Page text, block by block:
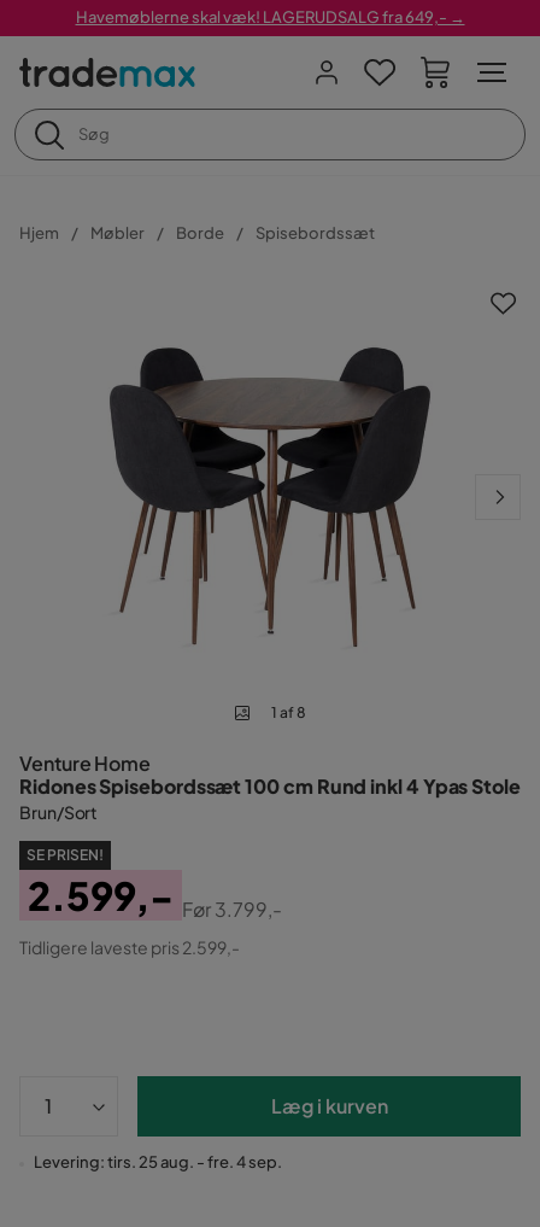
Havemøblerne skal væk! LAGERUDSALG fra 649,- →
Hjem Møbler Borde Spisebordssæt
1 af 8
Venture Home
Ridones Spisebordssæt 100 cm Rund inkl 4 Ypas Stole
Brun/Sort
SE PRISEN!
Pris
2.599,-
Original
Før3.799,-
Tidligere laveste pris 2.599,-
Læg i kurven
Levering: tirs. 25 aug. - fre. 4 sep.